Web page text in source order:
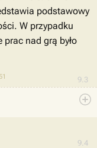
9.3
podstawowy
W przypadku
nad grą było
9.4